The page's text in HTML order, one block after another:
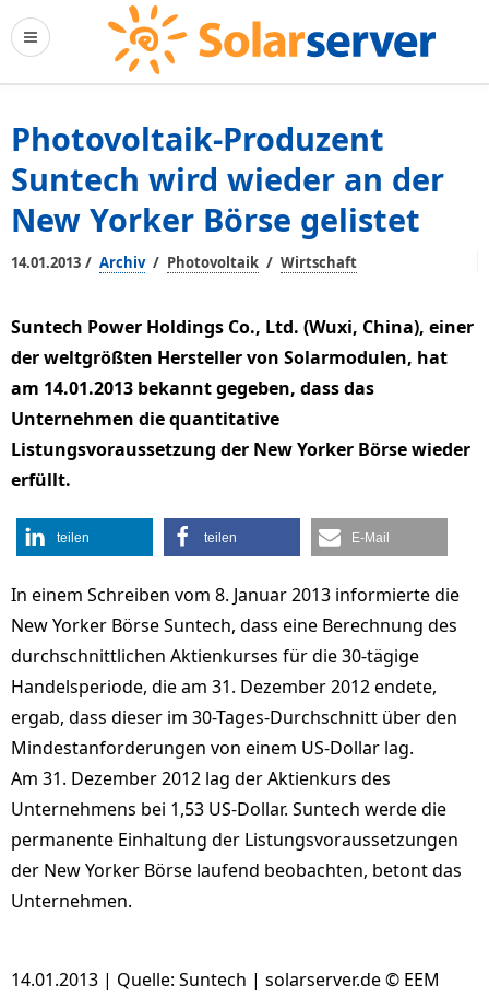
Photovoltaik-Produzent
Suntech wird wieder an der
New Yorker Börse gelistet
14.01.2013 / Archiv / Photovoltaik / Wirtschaft
Suntech Power Holdings Co., Ltd. (Wuxi, China), einer
der weltgrößten Hersteller von Solarmodulen, hat
am 14.01.2013 bekannt gegeben, dass das
Unternehmen die quantitative
Listungsvoraussetzung der New Yorker Börse wieder
erfüllt.
teilen teilen E-Mail
In einem Schreiben vom 8. Januar 2013 informierte die
New Yorker Börse Suntech, dass eine Berechnung des
durchschnittlichen Aktienkurses für die 30-tägige
Handelsperiode, die am 31. Dezember 2012 endete,
ergab, dass dieser im 30-Tages-Durchschnitt über den
Mindestanforderungen von einem US-Dollar lag.
Am 31. Dezember 2012 lag der Aktienkurs des
Unternehmens bei 1,53 US-Dollar. Suntech werde die
permanente Einhaltung der Listungsvoraussetzungen
der New Yorker Börse laufend beobachten, betont das
Unternehmen.
14.01.2013 | Quelle: Suntech | solarserver.de © EEM